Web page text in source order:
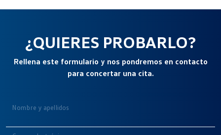
¿QUIERES PROBARLO?
Rellena este formulario y nos pondremos en contacto
para concertar una cita.
Nombre y apellidos